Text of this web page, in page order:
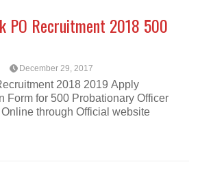
PO Recruitment 2018 500
December 29, 2017
2018 2019 Apply
Form for 500 Probationary Officer
through Official website